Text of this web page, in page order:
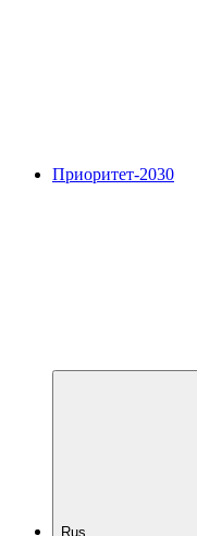
Приоритет-2030
Rus